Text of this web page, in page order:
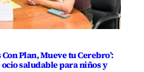
Plan, Mueve tu Cerebro’:
saludable para niños y